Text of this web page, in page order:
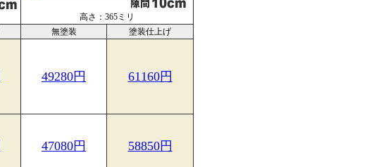
高さ：365ミリ
無塗装 塗装仕上げ
49280円 61160円
47080円 58850円